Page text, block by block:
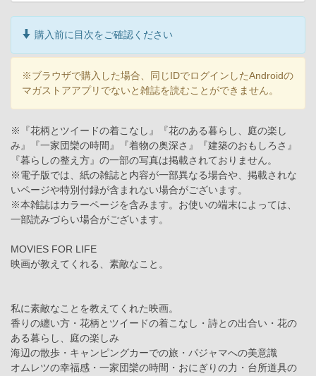
購入前に目次をご確認ください
※ブラウザで購入した場合、同じIDでログインしたAndroidの
マガストアアプリでないと雑誌を読むことができません。
※『花柄とツイードの着こなし』『花のある暮らし、庭の楽し
み』『一家団欒の時間』『着物の奥深さ』『建築のおもしろさ』
『暮らしの整え方』の一部の写真は掲載されておりません。
※電子版では、紙の雑誌と内容が一部異なる場合や、掲載されな
いページや特別付録が含まれない場合がございます。
※本雑誌はカラーページを含みます。お使いの端末によっては、
一部読みづらい場合がございます。
MOVIES FOR LIFE
映画が教えてくれる、素敵なこと。
私に素敵なことを教えてくれた映画。
香りの纏い方・花柄とツイードの着こなし・詩との出合い・花の
ある暮らし、庭の楽しみ
海辺の散歩・キャンピングカーでの旅・パジャマへの美意識
オムレツの幸福感・一家団欒の時間・おにぎりの力・台所道具の